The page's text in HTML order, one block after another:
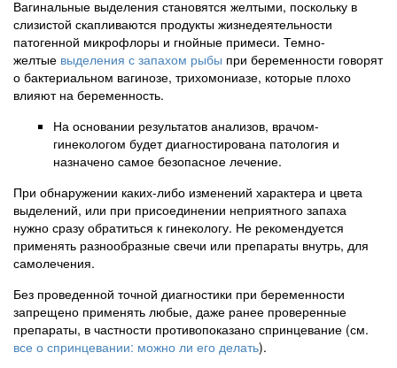
Вагинальные выделения становятся желтыми, поскольку в
слизистой скапливаются продукты жизнедеятельности
патогенной микрофлоры и гнойные примеси. Темно-
желтые выделения с запахом рыбы при беременности говорят
о бактериальном вагинозе, трихомониазе, которые плохо
влияют на беременность.
На основании результатов анализов, врачом-
гинекологом будет диагностирована патология и
назначено самое безопасное лечение.
При обнаружении каких-либо изменений характера и цвета
выделений, или при присоединении неприятного запаха
нужно сразу обратиться к гинекологу. Не рекомендуется
применять разнообразные свечи или препараты внутрь, для
самолечения.
Без проведенной точной диагностики при беременности
запрещено применять любые, даже ранее проверенные
препараты, в частности противопоказано спринцевание (см.
все о спринцевании: можно ли его делать).